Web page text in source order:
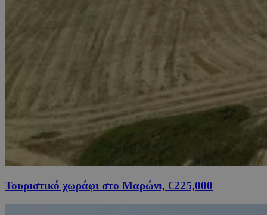
Τουριστικό χωράφι στο Μαρώνι, €225,000